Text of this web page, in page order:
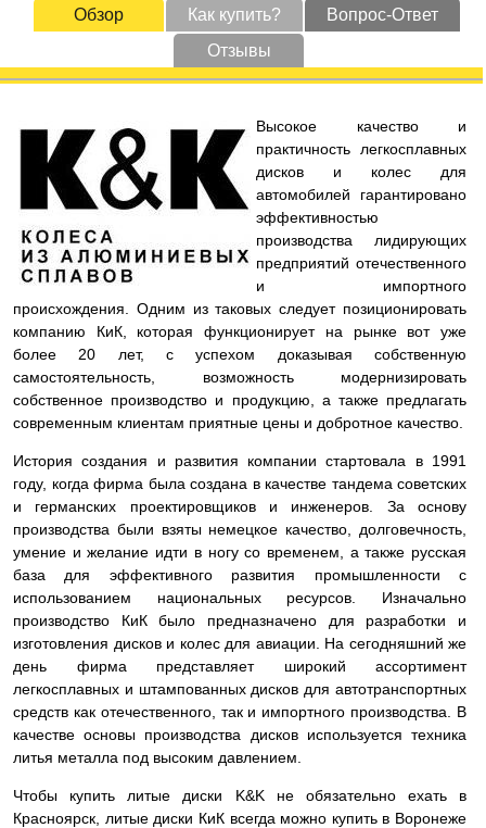
Обзор Как купить?
Вопрос-Ответ
Отзывы
Высокое качество и
практичность легкосплавных
дисков и колес для
автомобилей гарантировано
эффективностью
производства лидирующих
предприятий отечественного
и импортного
происхождения. Одним из таковых следует позиционировать
компанию КиК, которая функционирует на рынке вот уже
более 20 лет, с успехом доказывая собственную
самостоятельность, возможность модернизировать
собственное производство и продукцию, а также предлагать
современным клиентам приятные цены и добротное качество.
История создания и развития компании стартовала в 1991
году, когда фирма была создана в качестве тандема советских
и германских проектировщиков и инженеров. За основу
производства были взяты немецкое качество, долговечность,
умение и желание идти в ногу со временем, а также русская
база для эффективного развития промышленности с
использованием национальных ресурсов. Изначально
производство КиК было предназначено для разработки и
изготовления дисков и колес для авиации. На сегодняшний же
день фирма представляет широкий ассортимент
легкосплавных и штампованных дисков для автотранспортных
средств как отечественного, так и импортного производства. В
качестве основы производства дисков используется техника
литья металла под высоким давлением.
Чтобы купить литые диски K&K не обязательно ехать в
Красноярск, литые диски КиК всегда можно купить в Воронеже